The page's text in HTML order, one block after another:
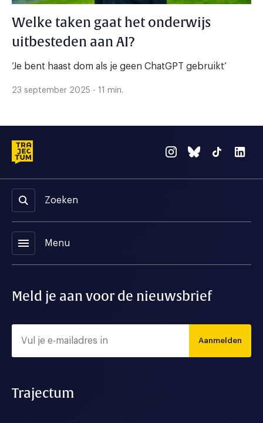
Welke taken gaat het onderwijs
uitbesteden aan AI?
‘Je bent haast dom als je geen ChatGPT gebruikt’
23 september 2025 - 11 min.
Zoeken
menu Menu
Meld je aan voor de nieuwsbrief
Aanmelden
Trajectum